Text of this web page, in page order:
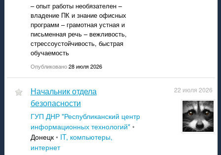
– опыт работы необязателен –
владение ПК и знание офисных
программ – грамотная устная и
письменная речь – вежливость,
стрессоустойчивость, быстрая
обучаемость
Опубликовано28 июля 2026
Начальник отдела
безопасности
ГУП ДНР "Республиканский центр
информационных технологий" •
Донецк • IT, компьютеры,
интернет
22 июля 2026